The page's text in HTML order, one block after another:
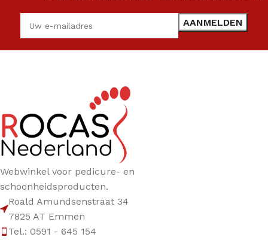
Webwinkel voor pedicure- en
schoonheidsproducten.
Roald Amundsenstraat 34
7825 AT Emmen
Tel.: 0591 - 645 154